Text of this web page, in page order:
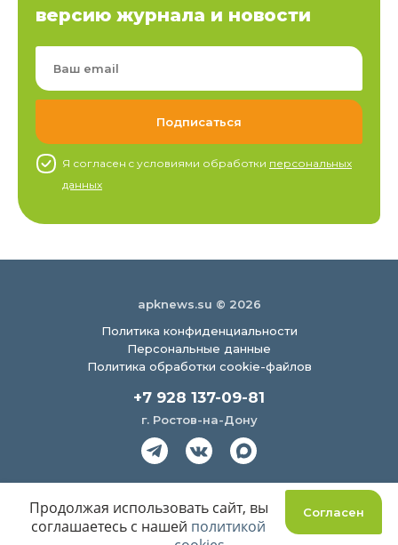
версию журнала и новости
Я согласен c условиями обработки персональных
данных
apknews.su © 2026
Политика конфиденциальности
Персональные данные
Политика обработки cookie-файлов
+7 928 137-09-81
г. Ростов-на-Дону
Согласен
Продолжая использовать сайт, вы
соглашаетесь с нашей политикой